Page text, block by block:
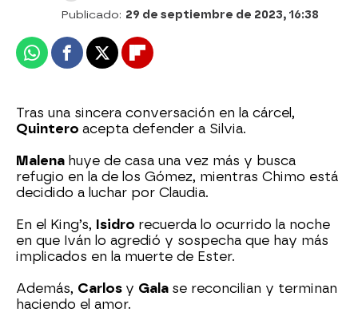
Publicado: 29 de septiembre de 2023, 16:38
WhatsappFacebook
X Flipboard
Tras una sincera conversación en la cárcel,
Quintero acepta defender a Silvia.
Malena huye de casa una vez más y busca
refugio en la de los Gómez, mientras Chimo está
decidido a luchar por Claudia.
En el King’s, Isidro recuerda lo ocurrido la noche
en que Iván lo agredió y sospecha que hay más
implicados en la muerte de Ester.
Además, Carlos y Gala se reconcilian y terminan
haciendo el amor.